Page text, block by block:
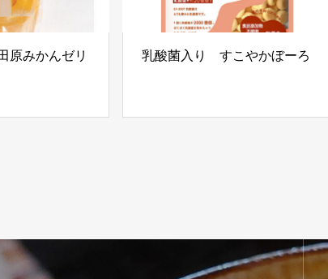
原みかんゼリ
乳酸菌入り すこやかぼーろ